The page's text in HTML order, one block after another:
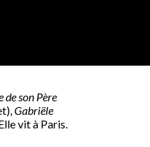
de son Père
Gabriële
vit à Paris.